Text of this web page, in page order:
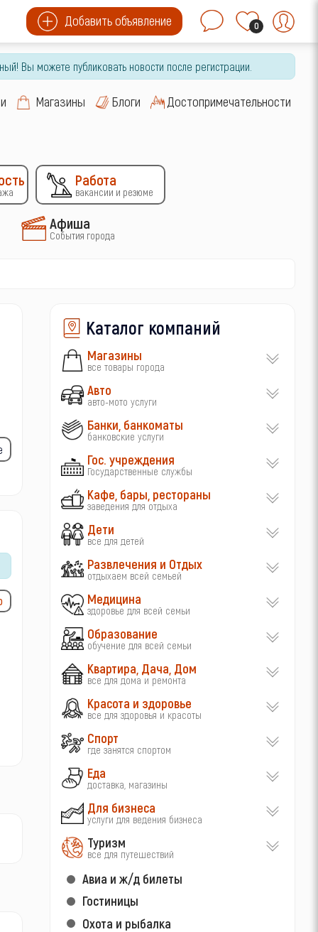
Добавить объявление 0
Вы можете публиковать новости после регистрации.
Магазины Блоги Достопримечательности
Работа
вакансии и резюме
Афиша
События города
Каталог компаний
Магазины
все товары города
Авто
авто-мото услуги
Банки, банкоматы
банковские услуги
Гос. учреждения
Государственные службы
Кафе, бары, рестораны
заведения для отдыха
Дети
все для детей
Развлечения и Отдых
отдыхаем всей семьей
Медицина
здоровье для всей семьи
Образование
обучение для всей семьи
Квартира, Дача, Дом
все для дома и ремонта
Красота и здоровье
все для здоровья и красоты
Спорт
где занятся спортом
Еда
доставка, магазины
Для бизнеса
услуги для ведения бизнеса
Туризм
все для путешествий
Авиа и ж/д билеты
Гостиницы
Охота и рыбалка